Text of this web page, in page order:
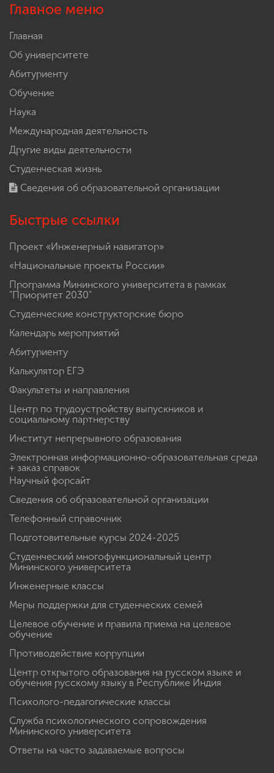
Главное меню
Главная
Об университете
Абитуриенту
Обучение
Наука
Международная деятельность
Другие виды деятельности
Студенческая жизнь
Сведения об образовательной организации
Быстрые ссылки
Проект «Инженерный навигатор»
«Национальные проекты России»
Программа Мининского университета в рамках
"Приоритет 2030"
Студенческие конструкторские бюро
Календарь мероприятий
Абитуриенту
Калькулятор ЕГЭ
Факультеты и направления
Центр по трудоустройству выпускников и
социальному партнерству
Институт непрерывного образования
Электронная информационно-образовательная среда
+ заказ справок
Научный форсайт
Сведения об образовательной организации
Телефонный справочник
Подготовительные курсы 2024-2025
Студенческий многофункциональный центр
Мининского университета
Инженерные классы
Меры поддержки для студенческих семей
Целевое обучение и правила приема на целевое
обучение
Противодействие коррупции
Центр открытого образования на русском языке и
обучения русскому языку в Республике Индия
Психолого-педагогические классы
Служба психологического сопровождения
Мининского университета
Ответы на часто задаваемые вопросы